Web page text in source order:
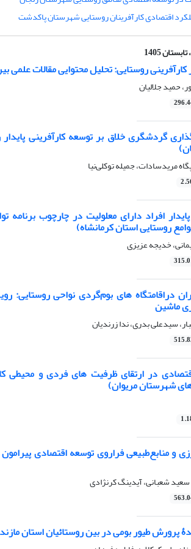
اقتصادی کارآفرینان روستایی شهرستان پاکدشت
روستایی: تحلیل محتوایی مقالات علمی
حمید جلالیان
گردشگری خلاق بر توسعه کارآفرینی
مریدسادات، جمیله توکلی‌نیا
افراد دارای معلولیت در چارچوب برنامه
روستایی استان کرمانشاه)
خدیجه عزیزی
دراقامتگاه های بوم‌گردی نواحی روستایی:
ماشین
سیدعلی بدری، ندا زرندیان
در ارتقای ظرفیت های فردی و محیطی
شهرستان مریوان)
و منابع‌طبیعی فراروی توسعه اقتصادی پیرامون
شعبانی، آیدینگ کرنژادی
پرورش طیور بومی در بین روستائیان استان